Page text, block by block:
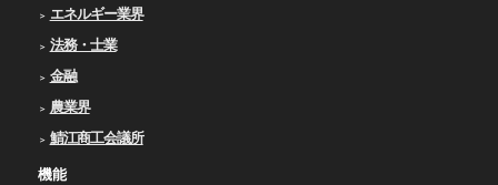
エネルギー業界
法務・士業
金融
農業界
鯖江商工会議所
機能